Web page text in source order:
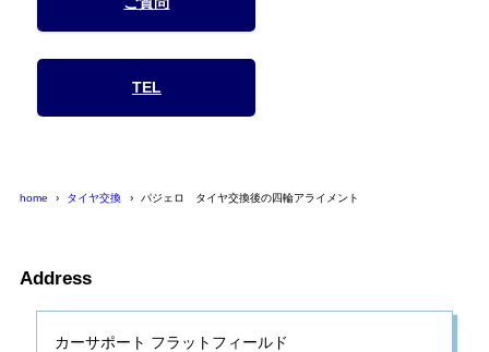
TEL
home タイヤ交換 パジェロ タイヤ交換後の四輪アライメント
Address
カーサポート フラットフィールド